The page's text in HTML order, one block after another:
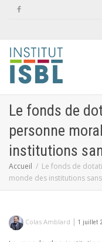
Le fonds de
personne
institutions
Accueil
Le fonds de
monde des institutions
Colas Amblard | 1 juillet